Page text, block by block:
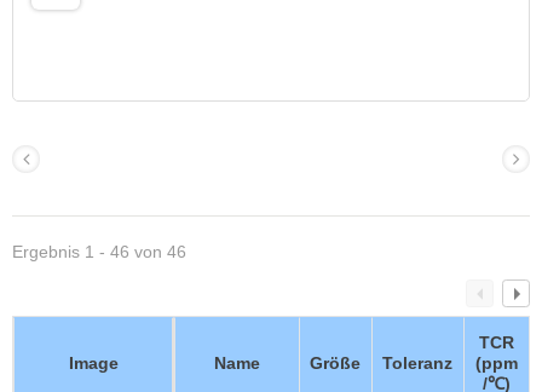
Ergebnis 1 - 46 von 46
Image Name Größe Toleranz
TCR
(ppm
/℃)